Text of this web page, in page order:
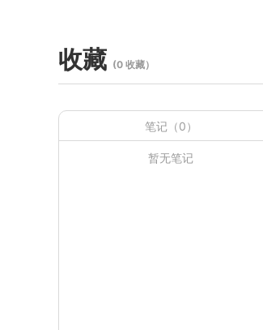
收藏 (0 收藏）
笔记（0）
暂无笔记